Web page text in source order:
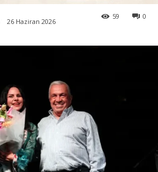
26 Haziran 2026
0
59